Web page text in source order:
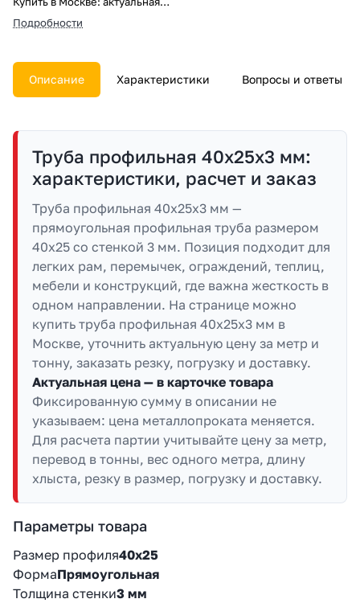
цена за метр и тонну, резка в
размер, погрузка, доставка,
Подробности
Описание Характеристики Вопросы и ответы
Труба профильная 40х25х3 мм:
характеристики, расчет и заказ
Труба профильная 40х25х3 мм —
прямоугольная профильная труба размером
40х25 со стенкой 3 мм. Позиция подходит для
легких рам, перемычек, ограждений, теплиц,
мебели и конструкций, где важна жесткость в
одном направлении. На странице можно
купить труба профильная 40х25х3 мм в
Москве, уточнить актуальную цену за метр и
тонну, заказать резку, погрузку и доставку.
Актуальная цена — в карточке товара
Фиксированную сумму в описании не
указываем: цена металлопроката меняется.
Для расчета партии учитывайте цену за метр,
перевод в тонны, вес одного метра, длину
хлыста, резку в размер, погрузку и доставку.
Параметры товара
Размер профиля40х25
ФормаПрямоугольная
Толщина стенки3 мм